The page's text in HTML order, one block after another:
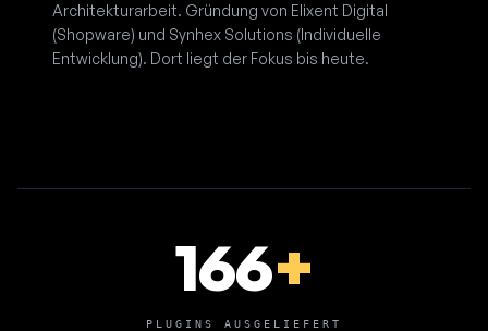
Architekturarbeit. Gründung von Elixent Digital
(Shopware) und Synhex Solutions (Individuelle
Entwicklung). Dort liegt der Fokus bis heute.
166+
PLUGINS AUSGELIEFERT